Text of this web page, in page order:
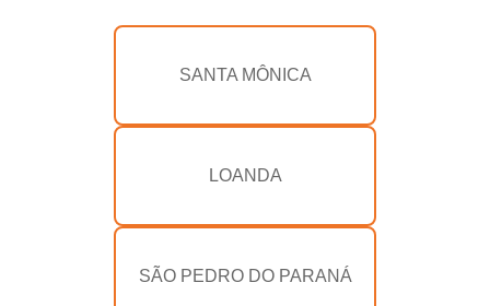
SANTA MÔNICA
LOANDA
SÃO PEDRO DO PARANÁ